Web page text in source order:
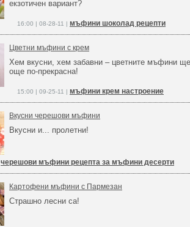
екзотичен вариант?
16:00 | 08-28-11 | мъфини шоколад рецепти
Цветни мъфини с крем
Хем вкусни, хем забавни – цветните мъфини
още по-прекрасна!
15:00 | 09-25-11 | мъфини крем настроение
Вкусни черешови мъфини
Вкусни и... пролетни!
черешови мъфини рецепта за мъфини десерти
Картофени мъфини с Пармезан
Страшно лесни са!